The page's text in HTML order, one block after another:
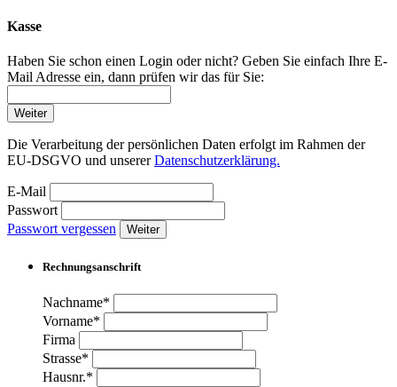
Kasse
Haben Sie schon einen Login oder nicht? Geben Sie einfach Ihre E-
Mail Adresse ein, dann prüfen wir das für Sie:
Weiter
Die Verarbeitung der persönlichen Daten erfolgt im Rahmen der
EU-DSGVO und unsererDatenschutzerklärung.
E-Mail
Passwort
Passwort vergessen
Weiter
Rechnungsanschrift
Nachname*
Vorname*
Firma
Strasse*
Hausnr.*